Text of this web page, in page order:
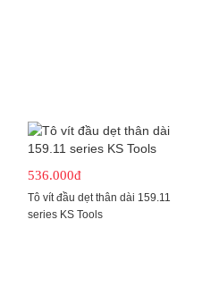
536.000đ
Tô vít đầu dẹt thân dài 159.11
series KS Tools